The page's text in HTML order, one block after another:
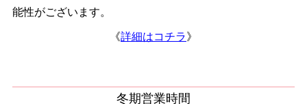
能性がございます。
《詳細はコチラ》
冬期営業時間